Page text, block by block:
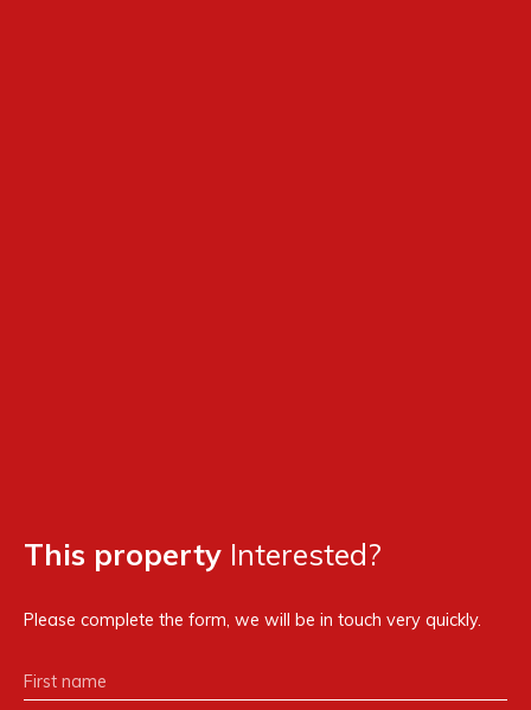
This property Interested?
Please complete the form, we will be in touch very quickly.
First name